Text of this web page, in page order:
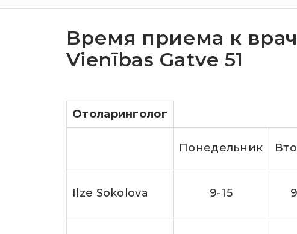
Время приема к
Vienības Gatve 51
Отоларинголог
Понедельник
Ilze Sokolova 9-15